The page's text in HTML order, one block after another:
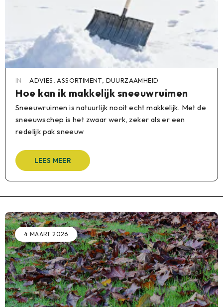
IN ADVIES ,ASSORTIMENT DUURZAAMHEID
Hoe kan ik makkelijk sneeuwruimen
Sneeuwruimen is natuurlijk nooit echt makkelijk. Met de
sneeuwschep is het zwaar werk, zeker als er een
redelijk pak sneeuw
LEES MEER
4 MAART 2026